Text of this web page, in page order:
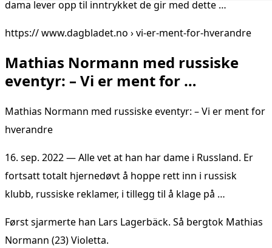
dama lever opp til inntrykket de gir med dette …
https:// www.dagbladet.no › vi-er-ment-for-hverandre
Mathias Normann med russiske
eventyr: – Vi er ment for …
Mathias Normann med russiske eventyr: – Vi er ment for
hverandre
16. sep. 2022 — Alle vet at han har dame i Russland. Er
fortsatt totalt hjernedøvt å hoppe rett inn i russisk
klubb, russiske reklamer, i tillegg til å klage på …
Først sjarmerte han Lars Lagerbäck. Så bergtok Mathias
Normann (23) Violetta.